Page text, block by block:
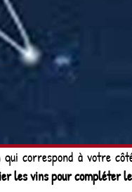
qui correspond à votre
les vins pour compléter